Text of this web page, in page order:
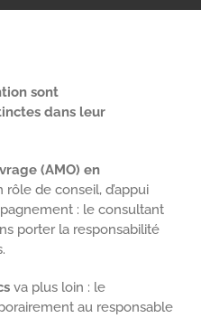
sont
dans leur
(AMO) en
de conseil, d’appui
: le consultant
porter la responsabilité
va plus loin : le
au responsable